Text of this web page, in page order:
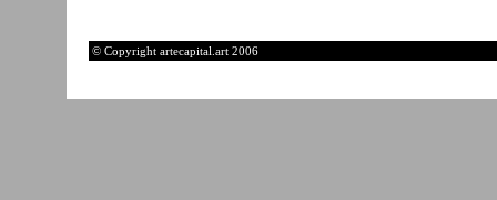
© Copyright artecapital.art 2006